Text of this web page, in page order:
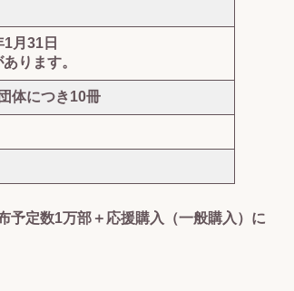
月31日
ります。
体につき10冊
予定数1万部＋応援購入（一般購入）に